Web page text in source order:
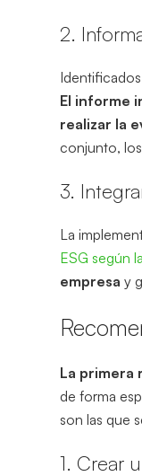
2.
El informe
realizar la
conjunto,
3.
La
ESG según
empresa y
La primera
de forma
son las que
1. Crear